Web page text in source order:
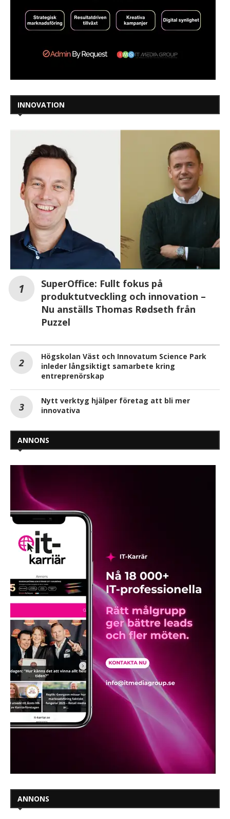
INNOVATION
SuperOffice: Fullt fokus på
produktutveckling och innovation –
Nu anställs Thomas Rødseth från
Puzzel
Högskolan Väst och Innovatum Science Park
inleder långsiktigt samarbete kring
entreprenörskap
Nytt verktyg hjälper företag att bli mer
innovativa
ANNONS
ANNONS